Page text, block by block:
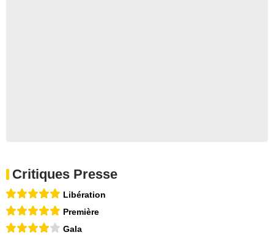
Critiques Presse
Libération
Première
Gala